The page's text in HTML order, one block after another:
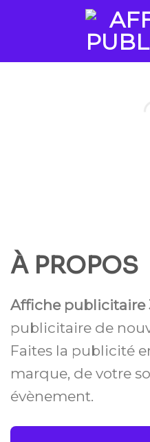
À PROPOS
Affiche publicitaire
publicitaire de
Faites la publicité
marque, de votre
évènement.